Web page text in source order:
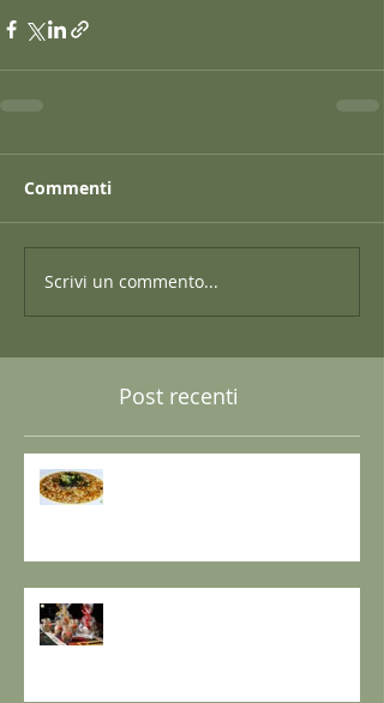
Commenti
Scrivi un commento...
Post recenti